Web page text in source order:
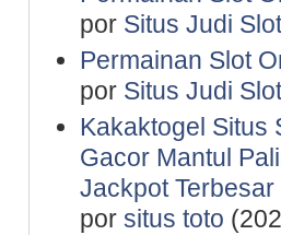
por Situs Judi
Permainan Slot
por Situs Judi
Kakaktogel Situs
Gacor Mantul
Jackpot
por situs toto